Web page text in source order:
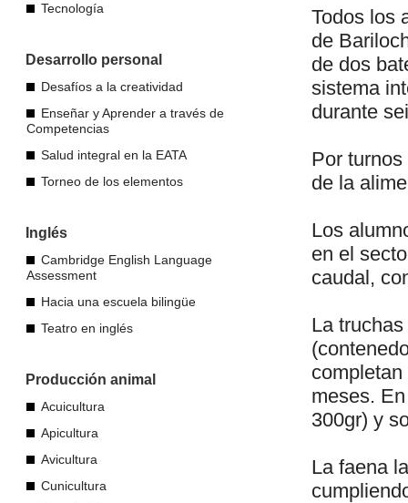
Tecnología
Desarrollo personal
Desafíos a la creatividad
Enseñar y Aprender a través de
Competencias
Salud integral en la EATA
Torneo de los elementos
Inglés
Cambridge English Language
Assessment
Hacia una escuela bilingüe
Teatro en inglés
Producción animal
Acuicultura
Apicultura
Avicultura
Cunicultura
Todos los
de
de dos
sistema
durante
Por
de la
Los
en el
caudal,
La
meses.
300gr) y
La faena